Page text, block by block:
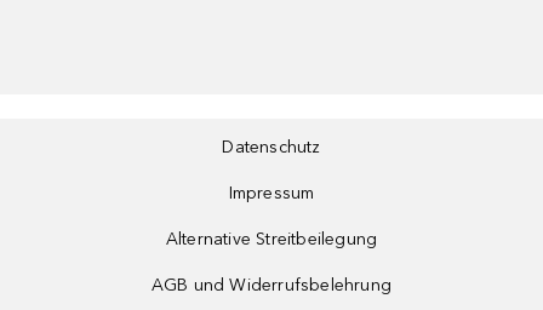
Datenschutz
Impressum
Alternative Streitbeilegung
AGB und Widerrufsbelehrung